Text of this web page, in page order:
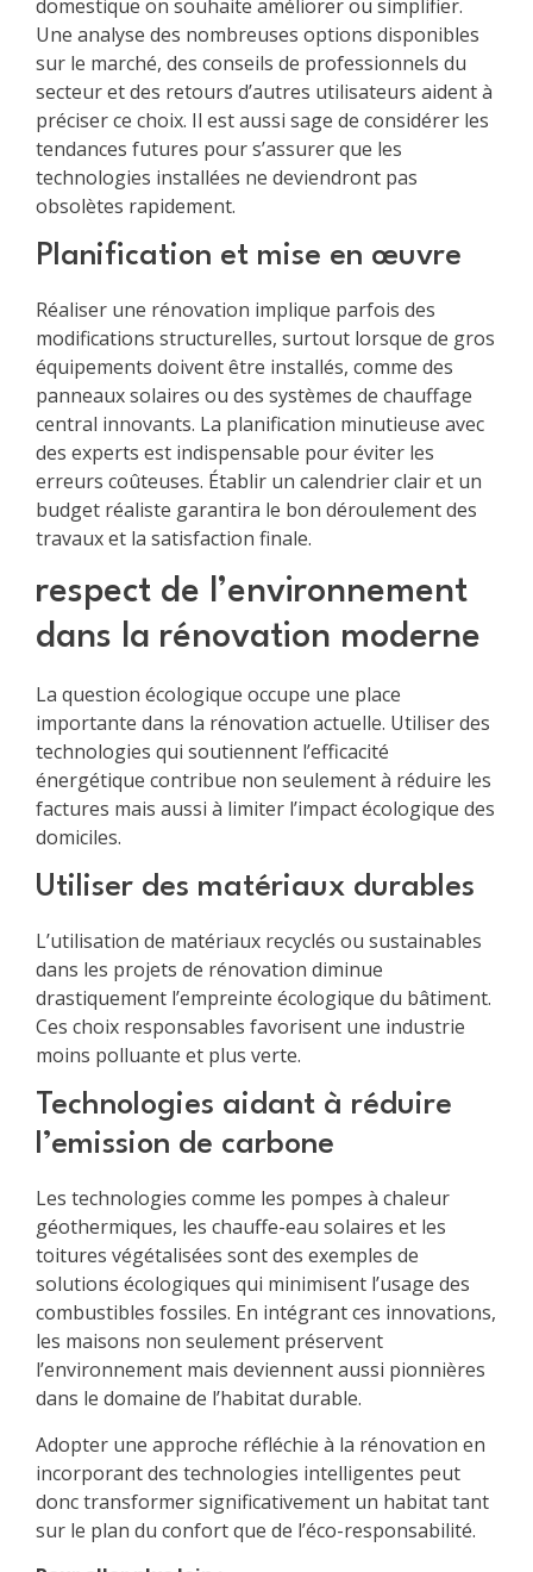
domestique on souhaite améliorer ou simplifier.
Une analyse des nombreuses options disponibles
sur le marché, des conseils de professionnels du
secteur et des retours d’autres utilisateurs aident à
préciser ce choix. Il est aussi sage de considérer les
tendances futures pour s’assurer que les
technologies installées ne deviendront pas
obsolètes rapidement.
Planification et mise en œuvre
Réaliser une rénovation implique parfois des
modifications structurelles, surtout lorsque de gros
équipements doivent être installés, comme des
panneaux solaires ou des systèmes de chauffage
central innovants. La planification minutieuse avec
des experts est indispensable pour éviter les
erreurs coûteuses. Établir un calendrier clair et un
budget réaliste garantira le bon déroulement des
travaux et la satisfaction finale.
respect de l’environnement
dans la rénovation moderne
La question écologique occupe une place
importante dans la rénovation actuelle. Utiliser des
technologies qui soutiennent l’efficacité
énergétique contribue non seulement à réduire les
factures mais aussi à limiter l’impact écologique des
domiciles.
Utiliser des matériaux durables
L’utilisation de matériaux recyclés ou sustainables
dans les projets de rénovation diminue
drastiquement l’empreinte écologique du bâtiment.
Ces choix responsables favorisent une industrie
moins polluante et plus verte.
Technologies aidant à réduire
l’emission de carbone
Les technologies comme les pompes à chaleur
géothermiques, les chauffe-eau solaires et les
toitures végétalisées sont des exemples de
solutions écologiques qui minimisent l’usage des
combustibles fossiles. En intégrant ces innovations,
les maisons non seulement préservent
l’environnement mais deviennent aussi pionnières
dans le domaine de l’habitat durable.
Adopter une approche réfléchie à la rénovation en
incorporant des technologies intelligentes peut
donc transformer significativement un habitat tant
sur le plan du confort que de l’éco-responsabilité.